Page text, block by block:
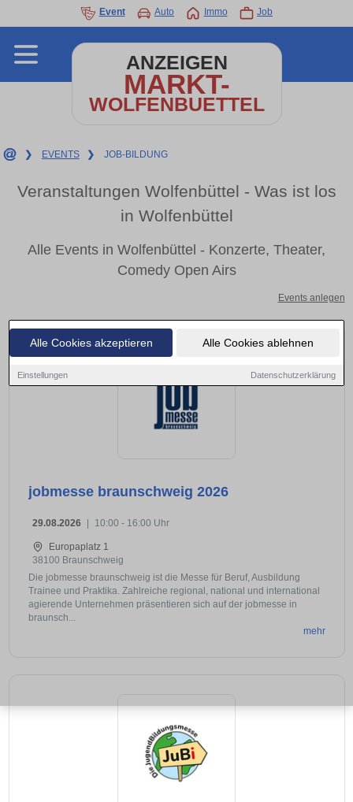
Alle Cookies akzeptieren Alle Cookies ablehnen
Einstellungen Datenschutzerklärung
Event Auto Immo Job
ANZEIGEN
MARKT-
WOLFENBUETTEL
❯ EVENTS ❯ JOB-BILDUNG
Veranstaltungen Wolfenbüttel - Was ist los
in Wolfenbüttel
Alle Events in Wolfenbüttel - Konzerte, Theater,
Comedy Open Airs
Events anlegen
jobmesse braunschweig 2026
29.08.2026 10:00 - 16:00 Uhr
Europaplatz 1
38100 Braunschweig
Die jobmesse braunschweig ist die Messe für Beruf, Ausbildung
Trainee und Praktika. Zahlreiche regional, national und international
agierende Unternehmen präsentieren sich auf der jobmesse in
braunsch...
mehr